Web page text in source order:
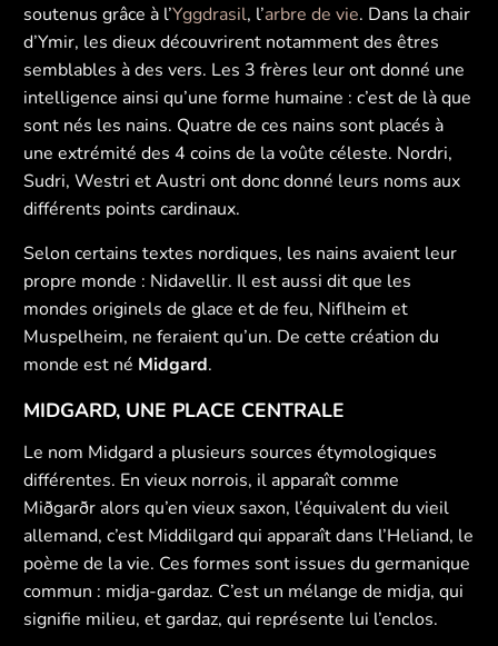
soutenus grâce à l’Yggdrasil, l’arbre de vie. Dans la chair
d’Ymir, les dieux découvrirent notamment des êtres
semblables à des vers. Les 3 frères leur ont donné une
intelligence ainsi qu’une forme humaine : c’est de là que
sont nés les nains. Quatre de ces nains sont placés à
une extrémité des 4 coins de la voûte céleste. Nordri,
Sudri, Westri et Austri ont donc donné leurs noms aux
différents points cardinaux.
Selon certains textes nordiques, les nains avaient leur
propre monde : Nidavellir. Il est aussi dit que les
mondes originels de glace et de feu, Niflheim et
Muspelheim, ne feraient qu’un. De cette création du
monde est né Midgard.
MIDGARD, UNE PLACE CENTRALE
Le nom Midgard a plusieurs sources étymologiques
différentes. En vieux norrois, il apparaît comme
Miðgarðr alors qu’en vieux saxon, l’équivalent du vieil
allemand, c’est Middilgard qui apparaît dans l’Heliand, le
poème de la vie. Ces formes sont issues du germanique
commun : midja-gardaz. C’est un mélange de midja, qui
signifie milieu, et gardaz, qui représente lui l’enclos.